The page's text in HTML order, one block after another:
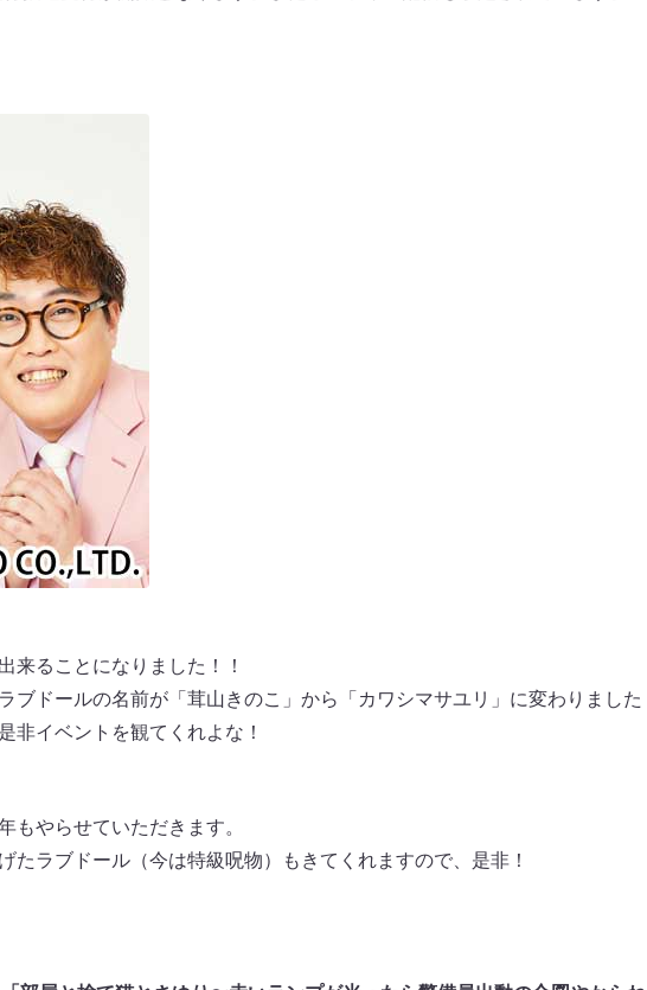
来ることになりました！！
ブドールの名前が「茸山きのこ」から「カワシマサユリ」に変わりました
非イベントを観てくれよな！
もやらせていただきます。
たラブドール（今は特級呪物）もきてくれますので、是非！